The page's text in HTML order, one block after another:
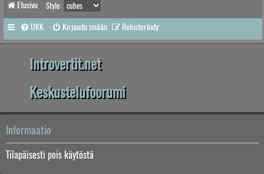
Etusivu Style:
UKK Kirjaudu sisään Rekisteröidy
Introvertit.net
Keskustelufoorumi
Informaatio
Tilapäisesti pois käytöstä